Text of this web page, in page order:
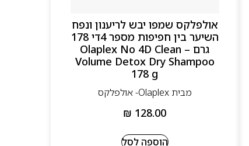
אולפלקס שמפו יבש לריענון ונפח
השיער בין חפיפות מספר 4די 178
גרם – Olaplex No 4D Clean
Volume Detox Dry Shampoo
178 g
מבית Olaplex- אולפלקס
₪ 128.00
הוספה לסל